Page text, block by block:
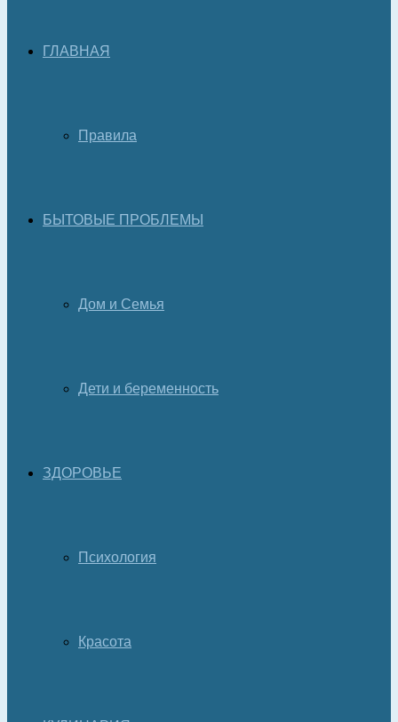
ГЛАВНАЯ
Правила
БЫТОВЫЕ ПРОБЛЕМЫ
Дом и Семья
Дети и беременность
ЗДОРОВЬЕ
Психология
Красота